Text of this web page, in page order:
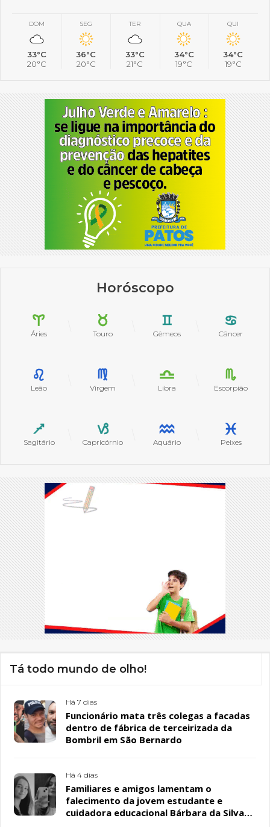
DOM
33°C
20°C
SEG
36°C
20°C
TER
33°C
21°C
QUA
34°C
19°C
QUI
34°C
19°C
Horóscopo
Áries Touro Gêmeos Câncer
Leão Virgem Libra Escorpião
Sagitário Capricórnio Aquário Peixes
Tá todo mundo de olho!
Há 7 dias
Funcionário mata três colegas a facadas
dentro de fábrica de terceirizada da
Bombril em São Bernardo
Há 4 dias
Familiares e amigos lamentam o
falecimento da jovem estudante e
cuidadora educacional Bárbara da Silva